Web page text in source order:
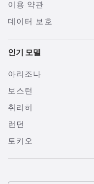
이용 약관
데이터 보호
인기 모델
아리조나
보스턴
취리히
런던
토키오